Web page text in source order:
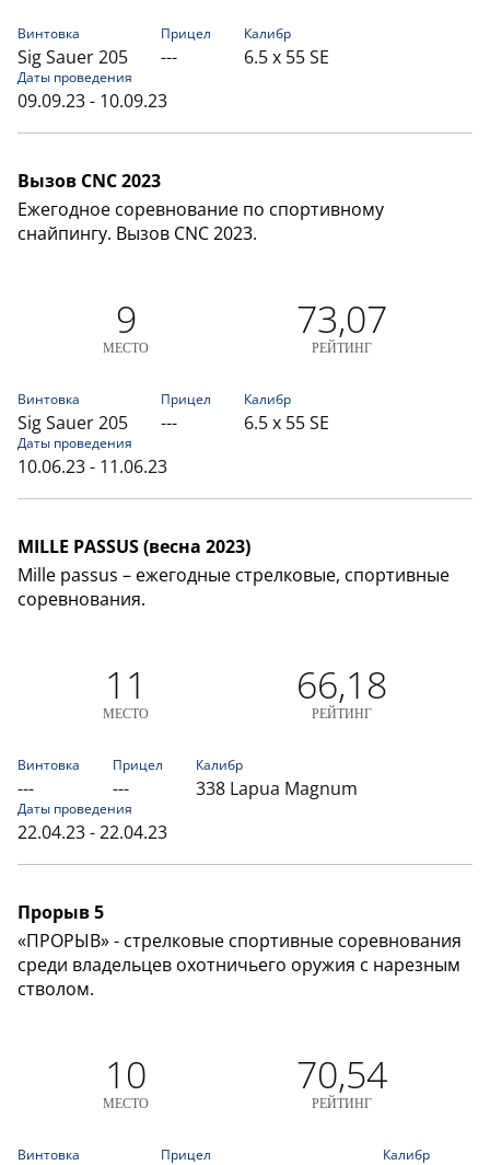
Винтовка
Sig Sauer 205
Прицел
---
Калибр
6.5 x 55 SE
Даты проведения
09.09.23 - 10.09.23
Вызов CNC 2023
Ежегодное соревнование по спортивному
снайпингу. Вызов CNC 2023.
9
МЕСТО
73,07
РЕЙТИНГ
Винтовка
Sig Sauer 205
Прицел
---
Калибр
6.5 x 55 SE
Даты проведения
10.06.23 - 11.06.23
MILLE PASSUS (весна 2023)
Mille passus – ежегодные стрелковые, спортивные
соревнования.
11
МЕСТО
66,18
РЕЙТИНГ
Винтовка
---
Прицел
---
Калибр
338 Lapua Magnum
Даты проведения
22.04.23 - 22.04.23
Прорыв 5
«ПРОРЫВ» - стрелковые спортивные соревнования
среди владельцев охотничьего оружия с нарезным
стволом.
10
МЕСТО
70,54
РЕЙТИНГ
Винтовка Прицел Калибр